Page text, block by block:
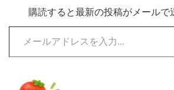
購読すると最新の投稿がメールで